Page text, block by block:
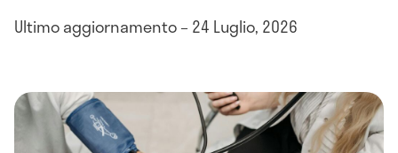
Ultimo aggiornamento – 24 Luglio, 2026